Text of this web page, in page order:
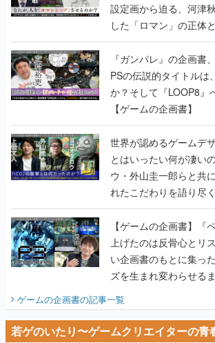
設定画から迫る、河津
した「ロマン」の正体
書】
『ガンパレ』の企画
PSの伝説的タイトルは
か？そして『LOOP8』
【ゲームの企画書】
世界が認めるゲームデ
とはいったい何が凄い
ウ・外山圭一郎らと共
れたこだわりを語り尽
画書】
【ゲームの企画書】『
上げたのは反骨心とリ
い企画書のもとに集っ
ズを生まれ変わらせる
ビュー】
ゲームの企画書の記事一覧
若ゲのいたり〜ゲームクリエイターの青